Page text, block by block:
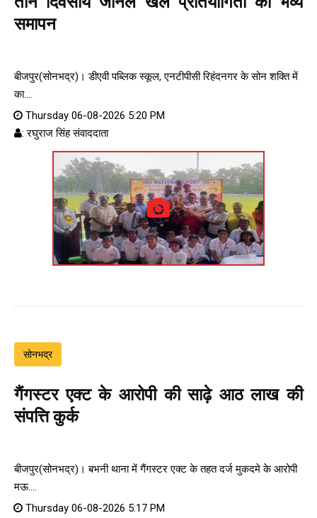
समापन
बीजपुर(सोनभद्र)। डीएवी पब्लिक स्कूल, एनटीपीसी रिहंदनगर के सोन शक्ति में
का....
Thursday 06-08-2026 5:20 PM
: रघुराज सिंह संवाददाता
सोनभद्र
गैंगस्टर एक्ट के आरोपी की साढ़े आठ लाख की
संपत्ति कुर्क
बीजपुर(सोनभद्र)। बभनी थाना में गैंगस्टर एक्ट के तहत दर्ज मुकदमे के आरोपी
मऊ....
Thursday 06-08-2026 5:17 PM